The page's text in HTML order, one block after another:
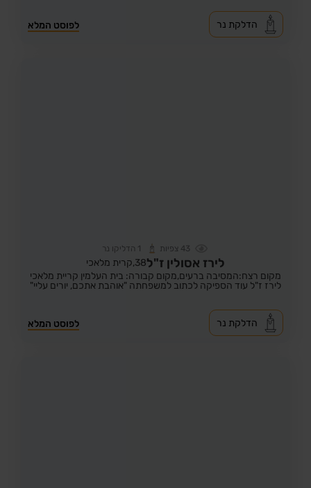
לפוסט המלא הדלקת נר
43 צפיות 1 הדליקו נר
לירז אסולין ז"ל38, קרית מלאכי
מקום רצח:המסיבה ברעים,מקום קבורה: בית העלמין קריית מלאכי
לירז ז"ל עוד הספיקה לכתוב למשפחתה "אוהבת אתכם, יורים עליי"
לפוסט המלא הדלקת נר